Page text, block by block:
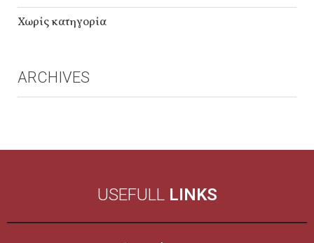
Χωρίς κατηγορία
ARCHIVES
USEFULL LINKS